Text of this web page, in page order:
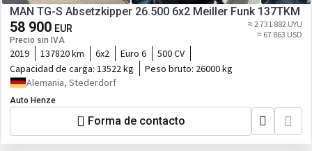
MAN TG-S Absetzkipper 26.500 6x2 Meiller Funk 137TKM
58 900 EUR
Precio sin IVA
≈ 2 731 882 UYU
≈ 67 863 USD
2019 137820 km 6x2 Euro 6
500 CV
Capacidad de carga: 13522 kg Peso bruto: 26000 kg
Alemania, Stederdorf
Auto Henze
Forma de contacto